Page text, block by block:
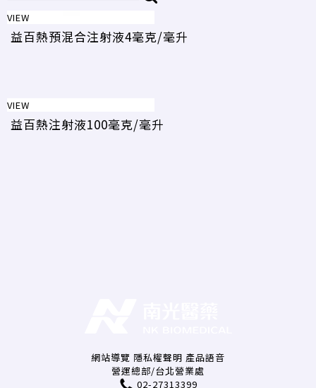
VIEW
益百熱預混合注射液4毫克/毫升
VIEW
益百熱注射液100毫克/毫升
網站導覽 隱私權聲明 產品語音
營運總部/台北營業處
02-27313399